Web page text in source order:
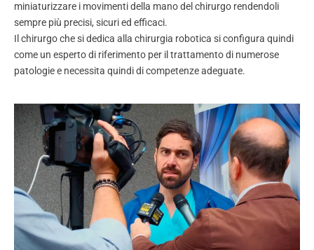
miniaturizzare i movimenti della mano del chirurgo rendendoli
sempre più precisi, sicuri ed efficaci.
Il chirurgo che si dedica alla chirurgia robotica si configura quindi
come un esperto di riferimento per il trattamento di numerose
patologie e necessita quindi di competenze adeguate.